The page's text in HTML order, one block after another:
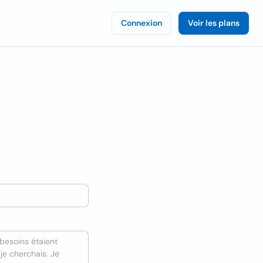
Connexion Voir les plans